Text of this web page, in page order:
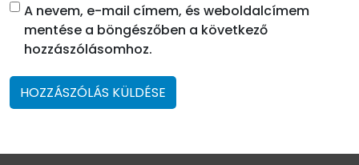
A nevem, e-mail címem, és weboldalcímem
mentése a böngészőben a következő
hozzászólásomhoz.